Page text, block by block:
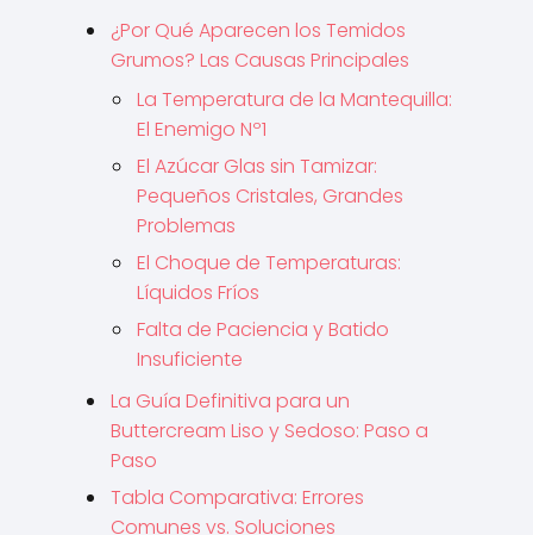
¿Por Qué Aparecen los Temidos
Grumos? Las Causas Principales
La Temperatura de la Mantequilla:
El Enemigo Nº1
El Azúcar Glas sin Tamizar:
Pequeños Cristales, Grandes
Problemas
El Choque de Temperaturas:
Líquidos Fríos
Falta de Paciencia y Batido
Insuficiente
La Guía Definitiva para un
Buttercream Liso y Sedoso: Paso a
Paso
Tabla Comparativa: Errores
Comunes vs. Soluciones